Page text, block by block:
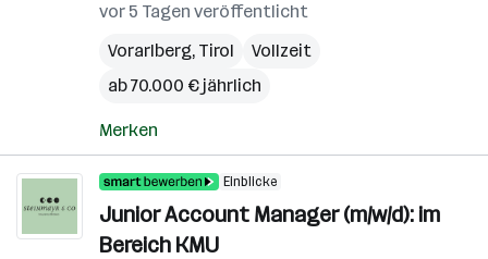
vor 5 Tagen veröffentlicht
Vorarlberg, Tirol
Vollzeit
ab 70.000 € jährlich
Merken
Einblicke
Junior Account Manager (m/w/d): im
Bereich KMU